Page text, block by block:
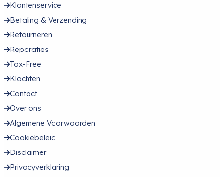
Klantenservice
Betaling & Verzending
Retourneren
Reparaties
Tax-Free
Klachten
Contact
Over ons
Algemene Voorwaarden
Cookiebeleid
Disclaimer
Privacyverklaring